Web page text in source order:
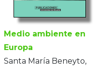
Medio ambiente en
Europa
Santa María Beneyto,